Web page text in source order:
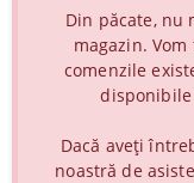
Din păcate, nu
magazin.
comenzile
Dacă aveți
noastră de